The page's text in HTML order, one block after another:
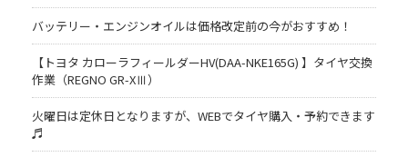
バッテリー・エンジンオイルは価格改定前の今がおすすめ！
【トヨタ カローラフィールダーHV(DAA-NKE165G) 】タイヤ交換
作業（REGNO GR-XⅢ）
火曜日は定休日となりますが、WEBでタイヤ購入・予約できます
♬